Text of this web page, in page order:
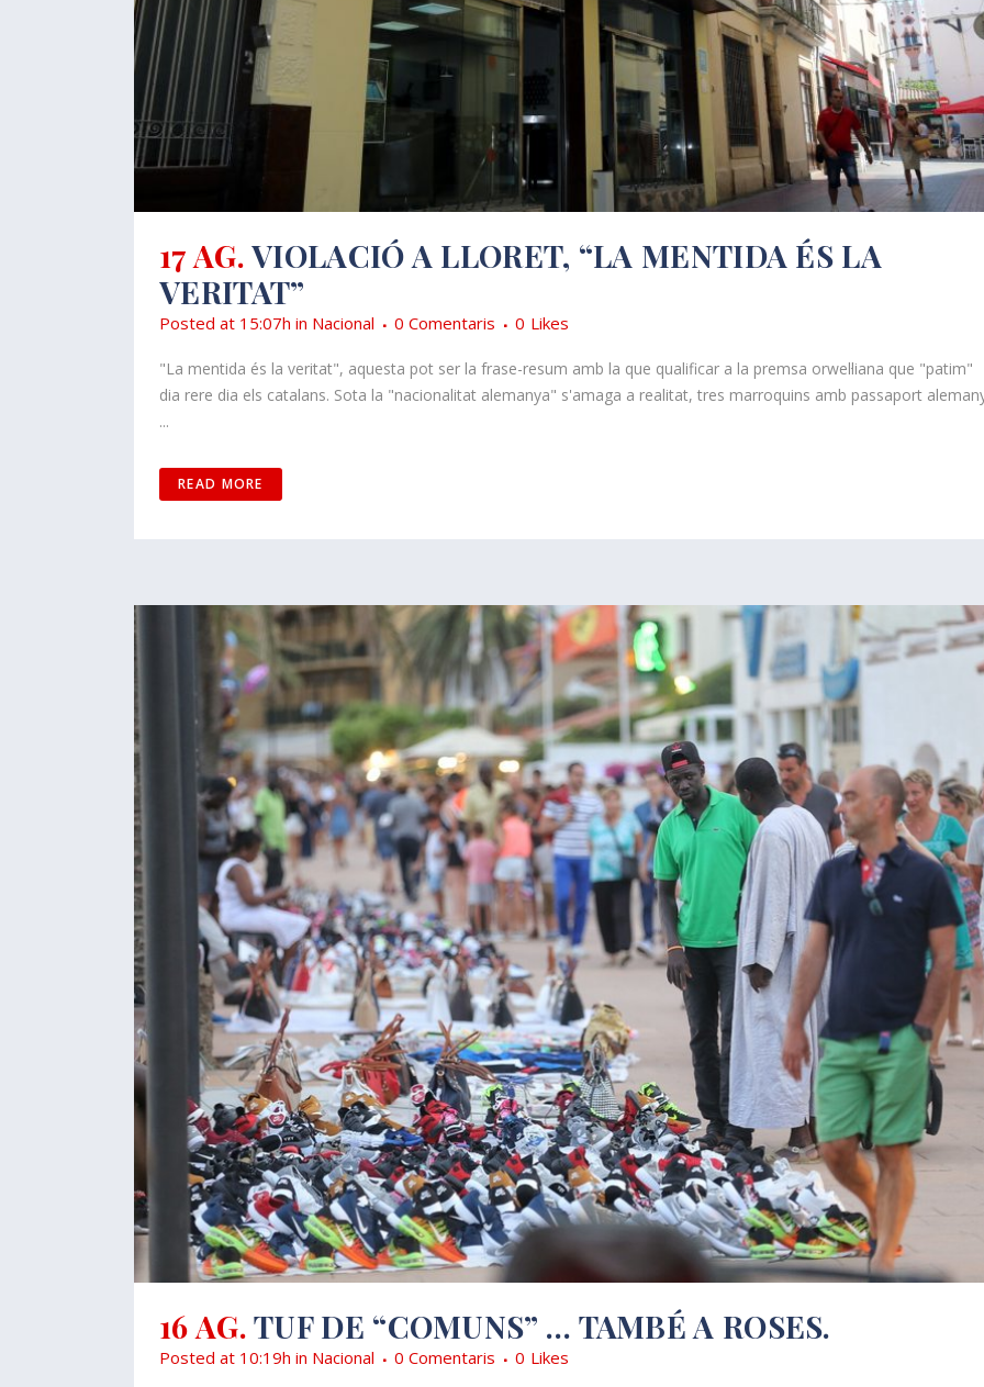
17 AG.VIOLACIÓ A LLORET, “LA MENTIDA ÉS LA
VERITAT”
Posted at 15:07h in Nacional 0 Comentaris 0 Likes
"La mentida és la veritat", aquesta pot ser la frase-resum amb la que qualificar a la premsa orwel·liana que "patim"
dia rere dia els catalans. Sota la "nacionalitat alemanya" s'amaga a realitat, tres marroquins amb passaport
...
READ MORE
16 AG.TUF DE “COMUNS” … TAMBÉ A ROSES.
Posted at 10:19h in Nacional 0 Comentaris 0 Likes